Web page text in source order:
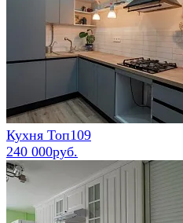
Кухня Топ109
240 000руб.